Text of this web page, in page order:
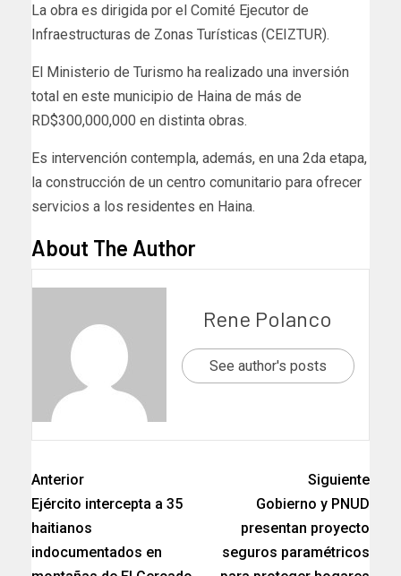
La obra es dirigida por el Comité Ejecutor de
Infraestructuras de Zonas Turísticas (CEIZTUR).
El Ministerio de Turismo ha realizado una inversión
total en este municipio de Haina de más de
RD$300,000,000 en distinta obras.
Es intervención contempla, además, en una 2da etapa,
la construcción de un centro comunitario para ofrecer
servicios a los residentes en Haina.
About The Author
Rene Polanco
See author's posts
Anterior
Ejército intercepta a 35
haitianos
indocumentados en
Siguiente
Gobierno y PNUD
presentan proyecto
seguros paramétricos